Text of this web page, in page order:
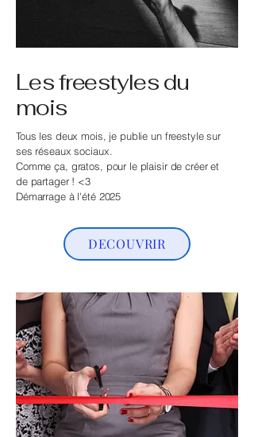
Les freestyles du
mois
Tous les deux mois, je publie un freestyle sur
ses réseaux sociaux.
Comme ça, gratos, pour le plaisir de créer et
de partager ! <3
Démarrage à l'été 2025
DECOUVRIR